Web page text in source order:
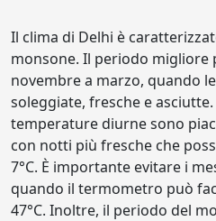
Il clima di Delhi è
monsone. Il periodo migliore
novembre a marzo, quando
soleggiate, fresche e
temperature diurne sono
con notti più fresche che
7°C. È importante evitare i
quando il termometro può
47°C. Inoltre, il periodo del